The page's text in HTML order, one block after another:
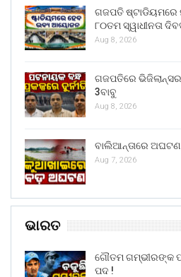
ଗଜପତି ଷ୍ଟାଡିୟମରେ
୮୦ତମ ସ୍ୱାଧୀନତା
Aug 8, 2026
ଗଜପତିରେ
3ବାବୁ
Aug 8, 2026
ବାଲିଆନ୍ତାରେ
Aug 7, 2026
ଭାରତ
ଗୌତମ ଗମ୍ଭୀରଙ୍କ
ପଦ !